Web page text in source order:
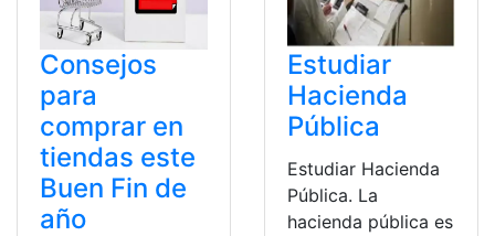
Consejos
para
comprar en
tiendas este
Buen Fin de
año
Estudiar
Hacienda
Pública
Estudiar Hacienda
Pública. La
hacienda pública es